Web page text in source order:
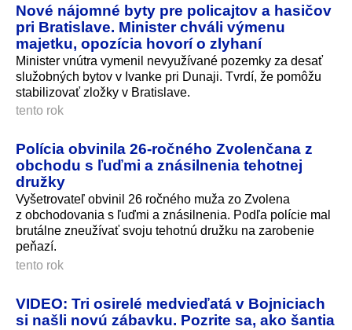
Nové nájomné byty pre policajtov a hasičov
pri Bratislave. Minister chváli výmenu
majetku, opozícia hovorí o zlyhaní
Minister vnútra vymenil nevyužívané pozemky za desať
služobných bytov v Ivanke pri Dunaji. Tvrdí, že pomôžu
stabilizovať zložky v Bratislave.
tento rok
Polícia obvinila 26-ročného Zvolenčana z
obchodu s ľuďmi a znásilnenia tehotnej
družky
Vyšetrovateľ obvinil 26 ročného muža zo Zvolena
z obchodovania s ľuďmi a znásilnenia. Podľa polície mal
brutálne zneužívať svoju tehotnú družku na zarobenie
peňazí.
tento rok
VIDEO: Tri osirelé medvieďatá v Bojniciach
si našli novú zábavku. Pozrite sa, ako šantia